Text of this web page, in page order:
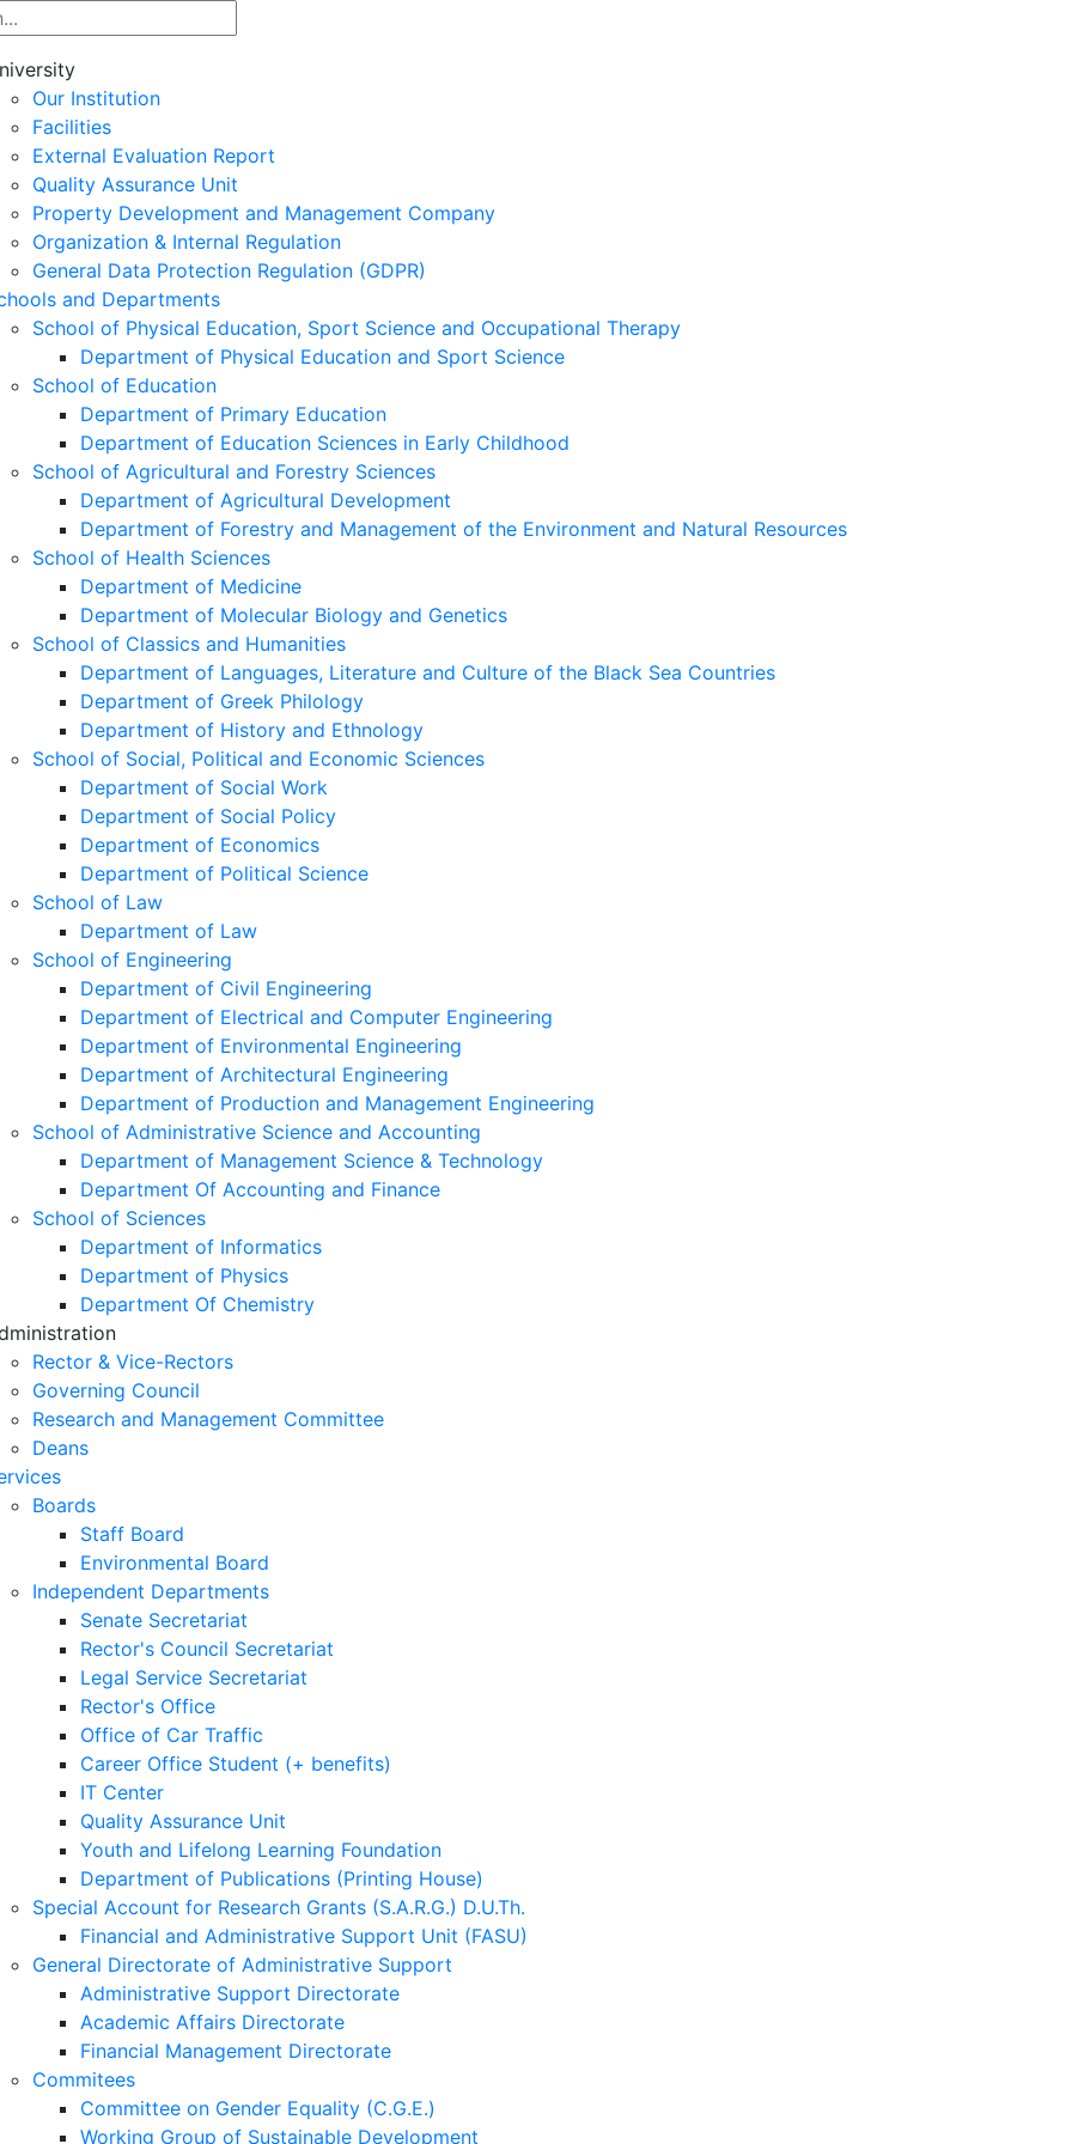
Our Institution
Facilities
External Evaluation Report
Quality Assurance Unit
Property Development and Management Company
Organization & Internal Regulation
General Data Protection Regulation (GDPR)
and Departments
School of Physical Education, Sport Science and Occupational Therapy
Department of Physical Education and Sport Science
School of Education
Department of Primary Education
Department of Education Sciences in Early Childhood
School of Agricultural and Forestry Sciences
Department of Agricultural Development
Department of Forestry and Management of the Environment and Natural Resources
School of Health Sciences
Department of Medicine
Department of Molecular Biology and Genetics
School of Classics and Humanities
Department of Languages, Literature and Culture of the Black Sea Countries
Department of Greek Philology
Department of History and Ethnology
School of Social, Political and Economic Sciences
Department of Social Work
Department of Social Policy
Department of Economics
Department of Political Science
School of Law
Department of Law
School of Engineering
Department of Civil Engineering
Department of Electrical and Computer Engineering
Department of Environmental Engineering
Department of Architectural Engineering
Department of Production and Management Engineering
School of Administrative Science and Accounting
Department of Management Science & Technology
Department Of Accounting and Finance
School of Sciences
Department of Informatics
Department of Physics
Department Of Chemistry
Rector & Vice-Rectors
Governing Council
Research and Management Committee
Deans
Boards
Staff Board
Environmental Board
Independent Departments
Senate Secretariat
Rector's Council Secretariat
Legal Service Secretariat
Rector's Office
Office of Car Traffic
Career Office Student (+ benefits)
IT Center
Quality Assurance Unit
Youth and Lifelong Learning Foundation
Department of Publications (Printing House)
Special Account for Research Grants (S.A.R.G.) D.U.Th.
Financial and Administrative Support Unit (FASU)
General Directorate of Administrative Support
Administrative Support Directorate
Academic Affairs Directorate
Financial Management Directorate
Commitees
Committee on Gender Equality (C.G.E.)
Working Group of Sustainable Development